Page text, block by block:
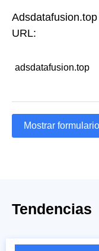
URL:
adsdatafusion.top
Mostrar
Tendencias